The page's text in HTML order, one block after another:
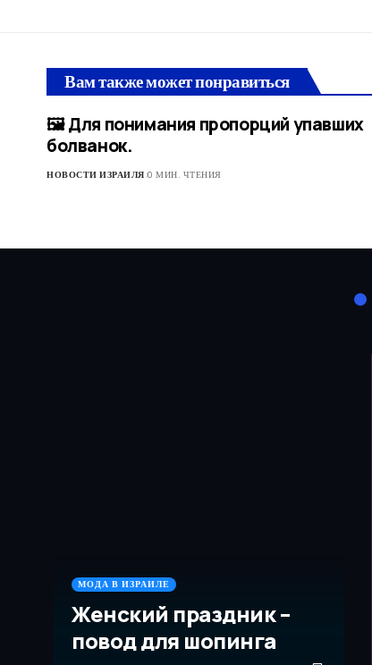
Вам также может понравиться
🖼 Для понимания пропорций упавших
болванок.
НОВОСТИ ИЗРАИЛЯ 0 МИН. ЧТЕНИЯ
МОДА В ИЗРАИЛЕ
Женский праздник –
повод для шопинга